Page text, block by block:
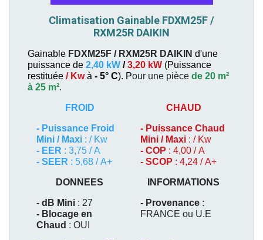
Climatisation Gainable FDXM25F /
RXM25R DAIKIN
Gainable FDXM25F / RXM25R DAIKIN d'une
puissance de 2,40 kW /3,20 kW (Puissance
restituée / Kwà - 5° C). Pour une pièce de 20 m²
à 25 m².
FROID
- Puissance Froid
Mini / Maxi : / Kw
- EER : 3,75 / A
- SEER : 5,68 / A+
CHAUD
- Puissance Chaud
Mini / Maxi : / Kw
- COP : 4,00 / A
- SCOP : 4,24 / A+
DONNEES
- dB Mini : 27
- Blocage en
Chaud : OUI
INFORMATIONS
- Provenance :
FRANCE ou U.E